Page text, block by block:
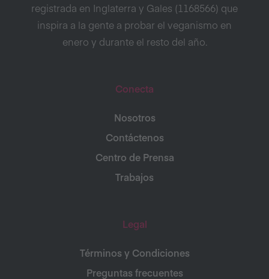
registrada en Inglaterra y Gales (1168566) que
inspira a la gente a probar el veganismo en
enero y durante el resto del año.
Conecta
Nosotros
Contáctenos
Centro de Prensa
Trabajos
Legal
Términos y Condiciones
Preguntas frecuentes